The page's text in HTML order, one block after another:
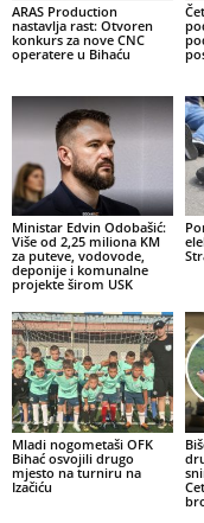
ARAS Production
nastavlja rast: Otvoren
konkurs za nove CNC
operatere u Bihaću
Ministar Edvin Odobašić:
Više od 2,25 miliona KM
za puteve, vodovode,
deponije i komunalne
projekte širom USK
Mladi nogometaši OFK
Bihać osvojili drugo
mjesto na turniru na
Izačiću